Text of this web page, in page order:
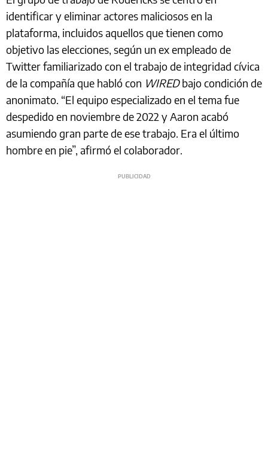
identificar y eliminar actores maliciosos en la
plataforma, incluidos aquellos que tienen como
objetivo las elecciones, según un ex empleado de
Twitter familiarizado con el trabajo de integridad cívica
de la compañía que habló con WIREDbajo condición de
anonimato. “El equipo especializado en el tema fue
despedido en noviembre de 2022 y Aaron acabó
asumiendo gran parte de ese trabajo. Era el último
hombre en pie”, afirmó el colaborador.